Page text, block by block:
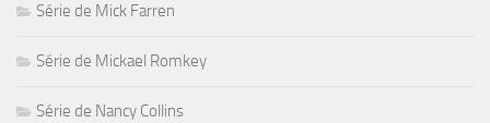
Série de Mick Farren
Série de Mickael Romkey
Série de Nancy Collins